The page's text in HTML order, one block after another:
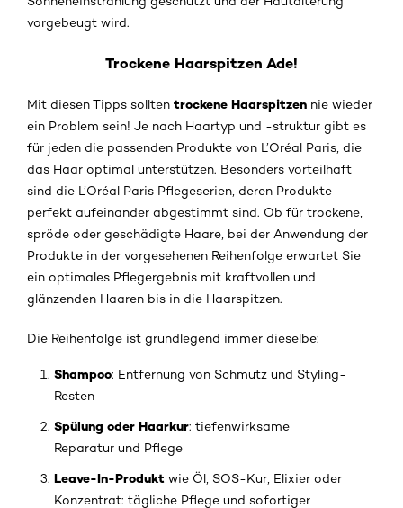
vorgebeugt wird.
Trockene Haarspitzen Ade!
Mit diesen Tipps sollten trockene Haarspitzen nie wieder
ein Problem sein! Je nach Haartyp und -struktur gibt es
für jeden die passenden Produkte von L’Oréal Paris, die
das Haar optimal unterstützen. Besonders vorteilhaft
sind die L’Oréal Paris Pflegeserien, deren Produkte
perfekt aufeinander abgestimmt sind. Ob für trockene,
spröde oder geschädigte Haare, bei der Anwendung der
Produkte in der vorgesehenen Reihenfolge erwartet Sie
ein optimales Pflegergebnis mit kraftvollen und
glänzenden Haaren bis in die Haarspitzen.
Die Reihenfolge ist grundlegend immer dieselbe:
Shampoo: Entfernung von Schmutz und Styling-
Resten
Spülung oder Haarkur: tiefenwirksame
Reparatur und Pflege
Leave-In-Produkt wie Öl, SOS-Kur, Elixier oder
Konzentrat: tägliche Pflege und sofortiger